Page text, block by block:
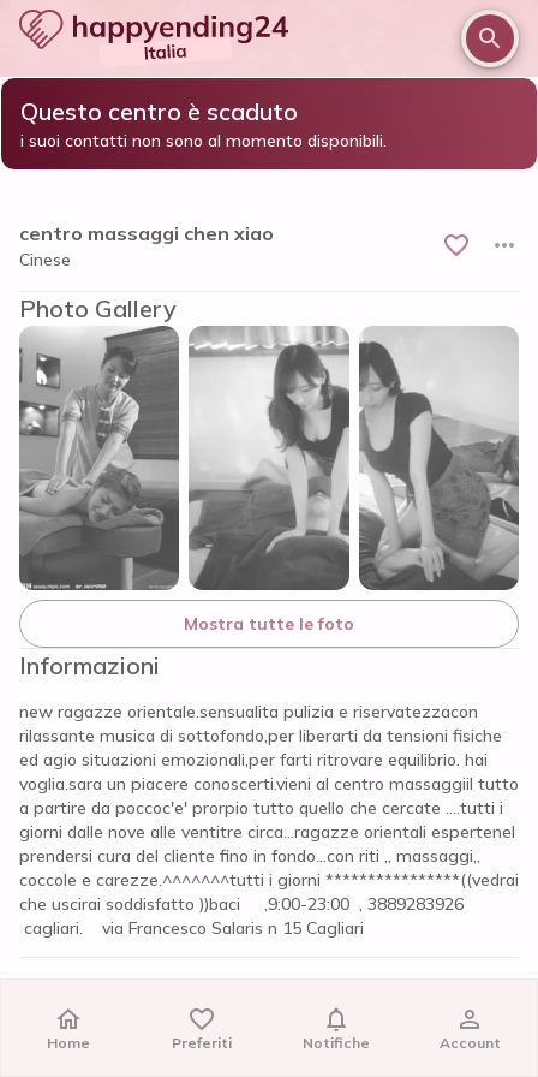
Home / Cagliari e provincia / Cagliari
centro massaggi chen xiao
Questo centro è scaduto
i suoi contatti non sono al momento disponibili.
centro massaggi chen xiao
Cinese
Photo Gallery
Mostra tutte le foto
Informazioni
new ragazze orientale.sensualita pulizia e riservatezzacon
rilassante musica di sottofondo,per liberarti da tensioni fisiche
ed agio situazioni emozionali,per farti ritrovare equilibrio. hai
voglia.sara un piacere conoscerti.vieni al centro massaggiil tutto
a partire da poccoc'e' prorpio tutto quello che cercate ....tutti i
giorni dalle nove alle ventitre circa...ragazze orientali espertenel
prendersi cura del cliente fino in fondo...con riti ,, massaggi,,
coccole e carezze.^^^^^^^tutti i giorni ****************((vedrai
che uscirai soddisfatto ))baci ,9:00-23:00 , 3889283926
cagliari. via Francesco Salaris n 15 Cagliari
C'è qualche problema?
Per noi la trasparenza e la sicurezza sono importanti: se
Home Preferiti Notifiche Account
Home Preferiti Notifiche Account